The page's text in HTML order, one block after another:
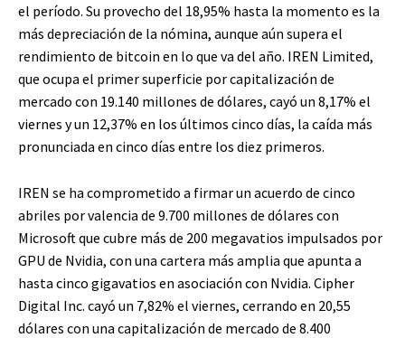
el período. Su provecho del 18,95% hasta la momento es la
más depreciación de la nómina, aunque aún supera el
rendimiento de bitcoin en lo que va del año. IREN Limited,
que ocupa el primer superficie por capitalización de
mercado con 19.140 millones de dólares, cayó un 8,17% el
viernes y un 12,37% en los últimos cinco días, la caída más
pronunciada en cinco días entre los diez primeros.
IREN se ha comprometido a firmar un acuerdo de cinco
abriles por valencia de 9.700 millones de dólares con
Microsoft que cubre más de 200 megavatios impulsados ​​por
GPU de Nvidia, con una cartera más amplia que apunta a
hasta cinco gigavatios en asociación con Nvidia. Cipher
Digital Inc. cayó un 7,82% el viernes, cerrando en 20,55
dólares con una capitalización de mercado de 8.400